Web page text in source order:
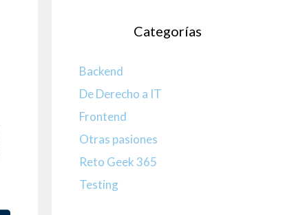
Categorías
Backend
De Derecho a IT
Frontend
Otras pasiones
Reto Geek 365
Testing